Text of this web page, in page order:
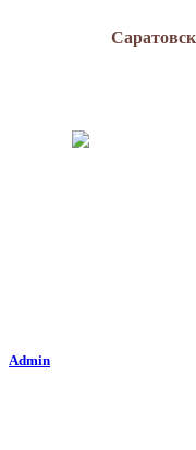
Admin